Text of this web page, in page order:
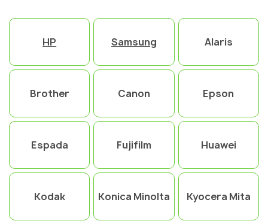
HP Samsung Alaris
Brother Canon Epson
Espada Fujifilm Huawei
Kodak Konica Minolta Kyocera Mita
Укажите из какого вы